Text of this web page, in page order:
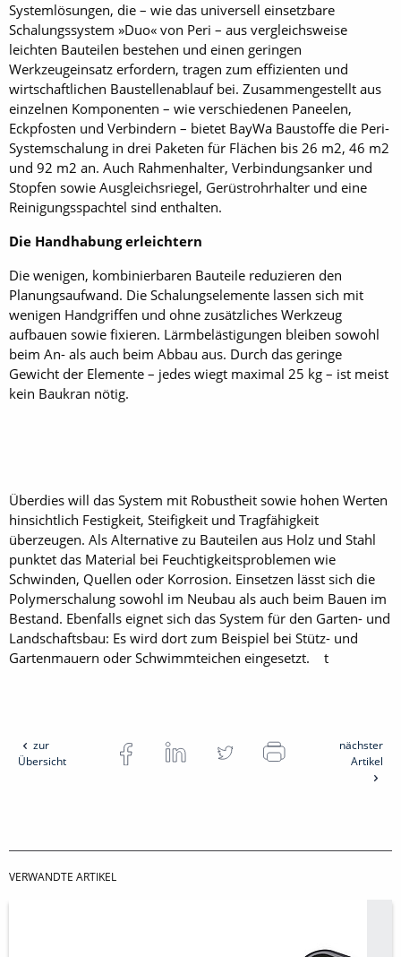
Systemlösungen, die – wie das universell einsetzbare
Schalungssystem »Duo« von Peri – aus vergleichsweise
leichten Bauteilen bestehen und einen geringen
Werkzeugeinsatz erfordern, tragen zum effizienten und
wirtschaftlichen Baustellenablauf bei. Zusammengestellt aus
einzelnen Komponenten – wie verschiedenen Paneelen,
Eckpfosten und Verbindern – bietet BayWa Baustoffe die Peri-
Systemschalung in drei Paketen für Flächen bis 26 m2, 46 m2
und 92 m2 an. Auch Rahmenhalter, Verbindungsanker und
Stopfen sowie Ausgleichsriegel, Gerüst­rohrhalter und eine
Reinigungsspachtel sind enthalten.
Die Handhabung erleichtern
Die wenigen, kombinierbaren Bauteile reduzieren den
Planungsaufwand. Die Schalungselemente lassen sich mit
wenigen Handgriffen und ohne zusätzliches Werkzeug
aufbauen sowie fixieren. Lärmbelästigungen bleiben sowohl
beim An- als auch beim Abbau aus. Durch das geringe
Gewicht der Elemente – jedes wiegt maximal 25 kg – ist meist
kein Baukran nötig.
Überdies will das System mit Robustheit sowie hohen Werten
hinsichtlich Festigkeit, Steifigkeit und Tragfähigkeit
überzeugen. Als Alternative zu Bauteilen aus Holz und Stahl
punktet das Material bei Feuchtigkeitsproblemen wie
Schwinden, Quellen oder Korrosion. Einsetzen lässt sich die
Polymerschalung sowohl im Neubau als auch beim Bauen im
Bestand. Ebenfalls eignet sich das System für den Garten- und
Landschaftsbau: Es wird dort zum Beispiel bei Stütz- und
Gartenmauern oder Schwimmteichen eingesetzt. t
zur
Übersicht
nächster
Artikel
VERWANDTE ARTIKEL